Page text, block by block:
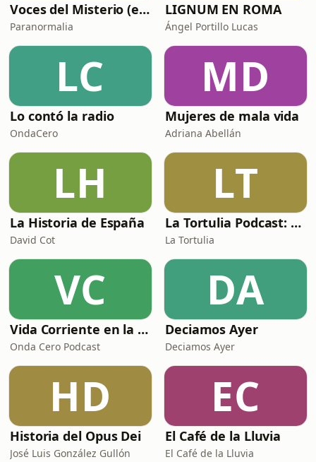
Voces del Misterio (en Paranormalia)
Paranormalia
LIGNUM EN ROMA
Ángel Portillo Lucas
LC
Lo contó la radio
OndaCero
MD
Mujeres de mala vida
Adriana Abellán
LH
La Historia de España
David Cot
LT
La Tortulia Podcast: Episodios
La Tortulia
VC
Vida Corriente en la Edad Media
Onda Cero Podcast
DA
Deciamos Ayer
Deciamos Ayer
HD
Historia del Opus Dei
José Luis González Gullón
EC
El Café de la Lluvia
El Café de la Lluvia